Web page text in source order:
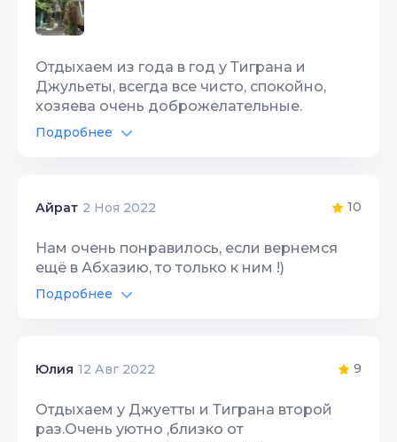
рекомендую.
Отдыхаем из года в год у Тиграна и
Джульеты, всегда все чисто, спокойно,
хозяева очень доброжелательные.
Подробнее
Айрат 2 Ноя 2022 10
Нам очень понравилось, если вернемся
ещё в Абхазию, то только к ним !)
Подробнее
Юлия 12 Авг 2022 9
Отдыхаем у Джуетты и Тиграна второй
раз.Очень уютно ,близко от